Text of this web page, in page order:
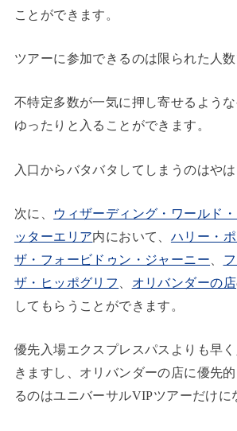
ことができます。
ツアーに参加できるのは限られた人数
不特定多数が一気に押し寄せるような
ゆったりと入ることができます。
入口からバタバタしてしまうのはやは
次に、 ウィザーディング・ワールド
ッターエリア内において、 ハリー・
ザ・フォービドゥン・ジャーニー、
ザ・ヒッポグリフ 、 オリバンダーの店
してもらうことができます。
優先入場エクスプレスパスよりも早
きますし、オリバンダーの店に優先
るのはユニバーサルVIPツアーだけに